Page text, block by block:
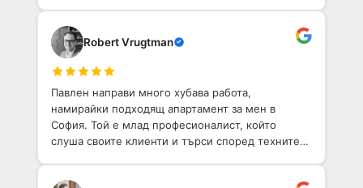
Robert Vrugtman
Павлен направи много хубава работа,
намирайки подходящ апартамент за мен в
София. Той е млад професионалист, който
слуша своите клиенти и търси според техните